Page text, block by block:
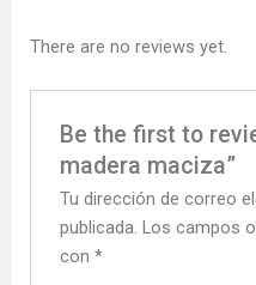
There are no reviews yet.
Be the first to
madera maciza”
Tu dirección de correo
publicada. Los campos
con*